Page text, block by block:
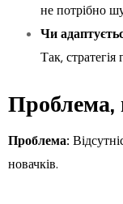
не потрібно
Чи
Так, стратегія
Проблема,
Проблема:
новачків.